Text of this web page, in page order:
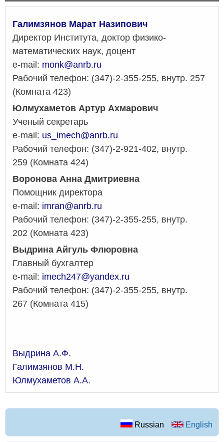
Галимзянов Марат Назипович
Директор Института, доктор физико-
математических наук, доцент
e-mail: monk@anrb.ru
Рабочий телефон: (347)-2-355-255, внутр. 257
(Комната 423)
Юлмухаметов Артур Ахмарович
Ученый секретарь
e-mail: us_imech@anrb.ru
Рабочий телефон: (347)-2-921-402, внутр.
259 (Комната 424)
Воронова Анна Дмитриевна
Помощник директора
e-mail: imran@anrb.ru
Рабочий телефон: (347)-2-355-255, внутр.
202 (Комната 423)
Выдрина Айгуль Флюровна
Главный бухгалтер
e-mail: imech247@yandex.ru
Рабочий телефон: (347)-2-355-255, внутр.
267 (Комната 415)
Выдрина А.Ф.
Галимзянов М.Н.
Юлмухаметов А.А.
Russian English